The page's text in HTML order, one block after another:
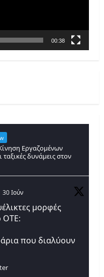
00:38
Εργαζομένων
δυνάμεις στον
30 Ιούν
μορφές
ΟΤΕ:
που διαλύουν